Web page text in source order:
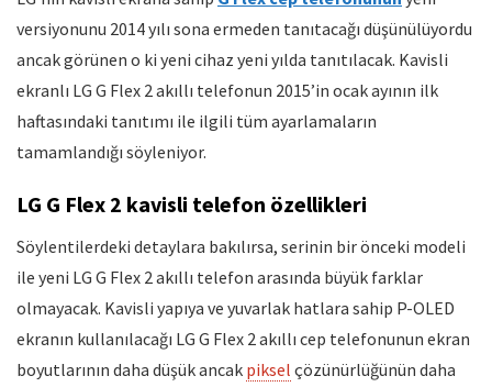
versiyonunu 2014 yılı sona ermeden tanıtacağı düşünülüyordu
ancak görünen o ki yeni cihaz yeni yılda tanıtılacak. Kavisli
ekranlı LG G Flex 2 akıllı telefonun 2015’in ocak ayının ilk
haftasındaki tanıtımı ile ilgili tüm ayarlamaların
tamamlandığı söyleniyor.
LG G Flex 2 kavisli telefon özellikleri
Söylentilerdeki detaylara bakılırsa, serinin bir önceki modeli
ile yeni LG G Flex 2 akıllı telefon arasında büyük farklar
olmayacak. Kavisli yapıya ve yuvarlak hatlara sahip P-OLED
ekranın kullanılacağı LG G Flex 2 akıllı cep telefonunun ekran
boyutlarının daha düşük ancak piksel çözünürlüğünün daha